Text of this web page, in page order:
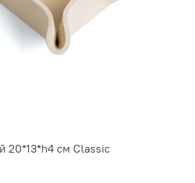
20*13*h4 см Classic